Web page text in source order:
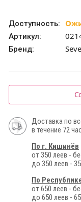
Доступность:
Артикул:
Бренд:
Доставка по
в течение 72
По г. Кишинёв
от 350 леев -
до 350 леев -
По
от 650 леев -
до 650 леев -